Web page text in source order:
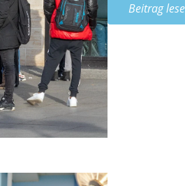
Beitrag